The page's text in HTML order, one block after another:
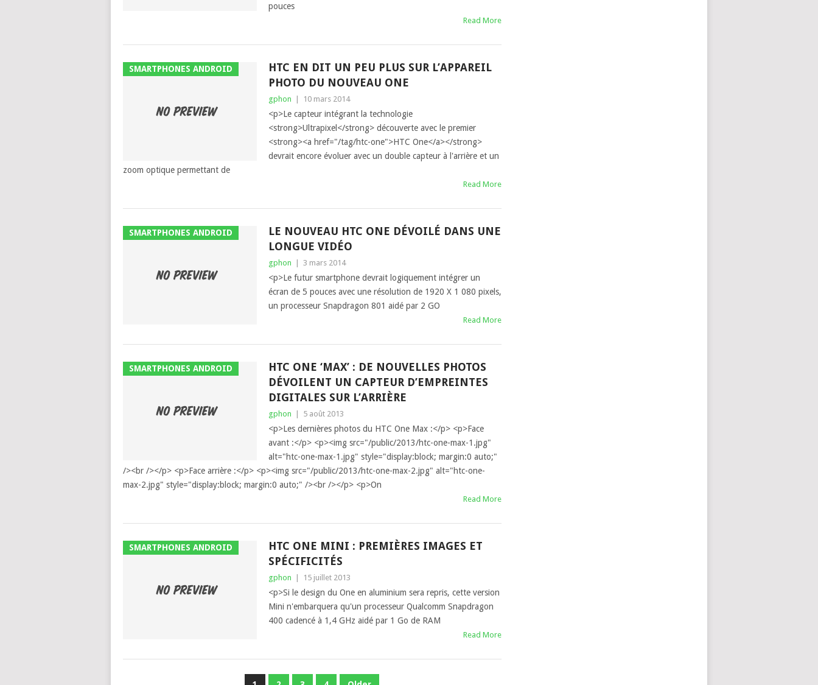
pouces
Read More
SMARTPHONES ANDROID
HTC EN DIT UN PEU PLUS SUR L’APPAREIL
PHOTO DU NOUVEAU ONE
gphon 10 mars 2014
<p>Le capteur intégrant la technologie
<strong>Ultrapixel</strong> découverte avec le premier
<strong><a href="/tag/htc-one">HTC One</a></strong>
devrait encore évoluer avec un double capteur à l'arrière et un
zoom optique permettant de
Read More
SMARTPHONES ANDROID
LE NOUVEAU HTC ONE DÉVOILÉ DANS UNE
LONGUE VIDÉO
gphon 3 mars 2014
<p>Le futur smartphone devrait logiquement intégrer un
écran de 5 pouces avec une résolution de 1920 X 1 080 pixels,
un processeur Snapdragon 801 aidé par 2 GO
Read More
SMARTPHONES ANDROID
HTC ONE ‘MAX’ : DE NOUVELLES PHOTOS
DÉVOILENT UN CAPTEUR D’EMPREINTES
DIGITALES SUR L’ARRIÈRE
gphon 5 août 2013
<p>Les dernières photos du HTC One Max :</p> <p>Face
avant :</p> <p><img src="/public/2013/htc-one-max-1.jpg"
alt="htc-one-max-1.jpg" style="display:block; margin:0 auto;"
/><br /></p> <p>Face arrière :</p> <p><img src="/public/2013/htc-one-max-2.jpg" alt="htc-one-
max-2.jpg" style="display:block; margin:0 auto;" /><br /></p> <p>On
Read More
SMARTPHONES ANDROID
HTC ONE MINI : PREMIÈRES IMAGES ET
SPÉCIFICITÉS
gphon 15 juillet 2013
<p>Si le design du One en aluminium sera repris, cette version
Mini n'embarquera qu'un processeur Qualcomm Snapdragon
400 cadencé à 1,4 GHz aidé par 1 Go de RAM
Read More